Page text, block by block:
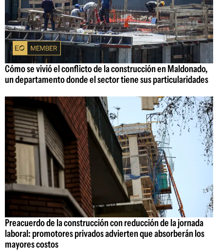
Cómo se vivió el conflicto de la construcción en Maldonado,
un departamento donde el sector tiene sus particularidades
Preacuerdo de la construcción con reducción de la jornada
laboral: promotores privados advierten que absorberán los
mayores costos